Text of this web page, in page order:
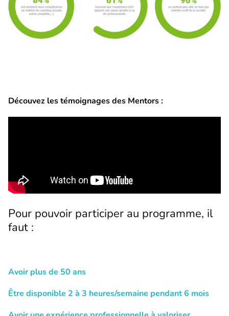
Découvez les témoignages des Mentors :
Pour pouvoir participer au programme, il
faut :
Avoir plus de 50 ans
Être disponible 2 à 3 heures/semaine pendant 6 mois